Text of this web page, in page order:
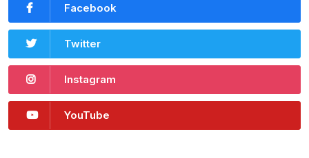
Facebook
Twitter
Instagram
YouTube